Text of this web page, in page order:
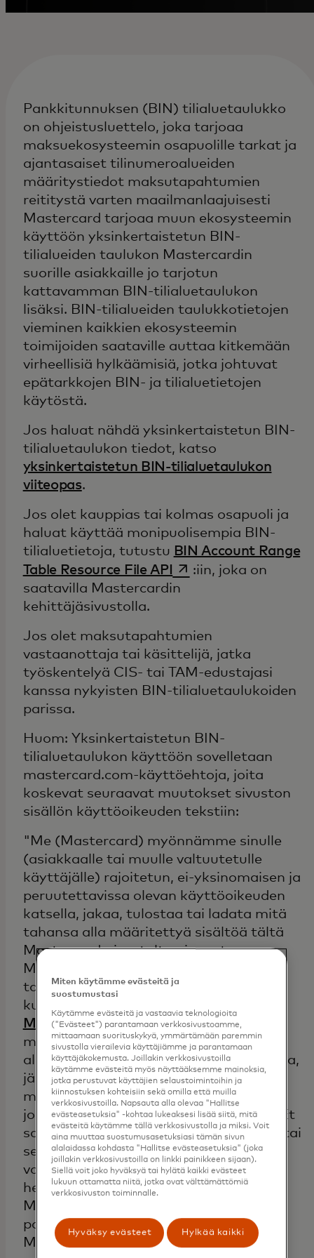
Pankkitunnuksen (BIN) tilialuetaulukko
on ohjeistusluettelo, joka tarjoaa
maksuekosysteemin osapuolille tarkat ja
ajantasaiset tilinumeroalueiden
määritystiedot maksutapahtumien
reititystä varten maailmanlaajuisesti
Mastercard tarjoaa muun ekosysteemin
käyttöön yksinkertaistetun BIN-
tilialueiden taulukon Mastercardin
suorille asiakkaille jo tarjotun
kattavamman BIN-tilialuetaulukon
lisäksi. BIN-tilialueiden taulukkotietojen
vieminen kaikkien ekosysteemin
toimijoiden saataville auttaa kitkemään
virheellisiä hylkäämisiä, jotka johtuvat
epätarkkojen BIN- ja tilialuetietojen
käytöstä.
Jos haluat nähdä yksinkertaistetun BIN-
tilialuetaulukon tiedot, katso
yksinkertaistetun BIN-tilialuetaulukon
viiteopas.
Jos olet kauppias tai kolmas osapuoli ja
haluat käyttää monipuolisempia BIN-
tilialuetietoja, tutustu BIN Account Range
Table Resource File API
opens in a new tab
:iin, joka on
saatavilla Mastercardin
kehittäjäsivustolla.
Jos olet maksutapahtumien
vastaanottaja tai käsittelijä, jatka
työskentelyä CIS- tai TAM-edustajasi
kanssa nykyisten BIN-tilialuetaulukoiden
parissa.
Huom: Yksinkertaistetun BIN-
tilialuetaulukon käyttöön sovelletaan
mastercard.com-käyttöehtoja, joita
koskevat seuraavat muutokset sivuston
sisällön käyttöoikeuden tekstiin:
"Me (Mastercard) myönnämme sinulle
(asiakkaalle tai muulle valtuutetulle
käyttäjälle) rajoitetun, ei-yksinomaisen ja
peruutettavissa olevan käyttöoikeuden
katsella, jakaa, tulostaa tai ladata mitä
tahansa alla määritettyä sisältöä tältä
Mastercard-sivustolta ainoastaan
Mastercard-brändätyn toiminnan
tarjoamiseksi ja/tai tukemiseksi (siten
kuin termi "toiminta" on määritetty
Mastercard-sääntöjen
määritelmäosiossa)." Et saa lisensoida,
ali-lisensoida, julkaista, levittää, kopioida,
jäljentää missään muodossa, myydä tai
muutoin siirtää tai luoda
johdannaisteoksia mistään Sisällöstä. Et
saa käyttää tätä Mastercard-sivustoa tai
sen Sisältöä millään tavalla, joka voisi
vahingoittaa, haitata tai muuten
heikentää Mastercardia ja/tai
Mastercard-sivustoa tai mitään
palvelinta tai verkkoa, joka on osa
Mastercard-sivustoa tai tukee sitä
Miten käytämme evästeitä ja
suostumustasi
Käytämme evästeitä ja vastaavia teknologioita
("Evästeet") parantamaan verkkosivustoamme,
mittaamaan suorituskykyä, ymmärtämään paremmin
sivustolla vierailevia käyttäjiämme ja parantamaan
käyttäjäkokemusta. Joillakin verkkosivustoilla
käytämme evästeitä myös näyttääksemme mainoksia,
jotka perustuvat käyttäjien selaustoimintoihin ja
kiinnostuksen kohteisiin sekä omilla että muilla
verkkosivustoilla. Napsauta alla olevaa "Hallitse
evästeasetuksia" -kohtaa lukeaksesi lisää siitä, mitä
evästeitä käytämme tällä verkkosivustolla ja miksi. Voit
aina muuttaa suostumusasetuksiasi tämän sivun
alalaidassa kohdasta "Hallitse evästeasetuksia" (joka
joillakin verkkosivustoilla on linkki painikkeen sijaan).
Siellä voit joko hyväksyä tai hylätä kaikki evästeet
lukuun ottamatta niitä, jotka ovat välttämättömiä
verkkosivuston toiminnalle.
Hyväksy evästeet Hylkää kaikki